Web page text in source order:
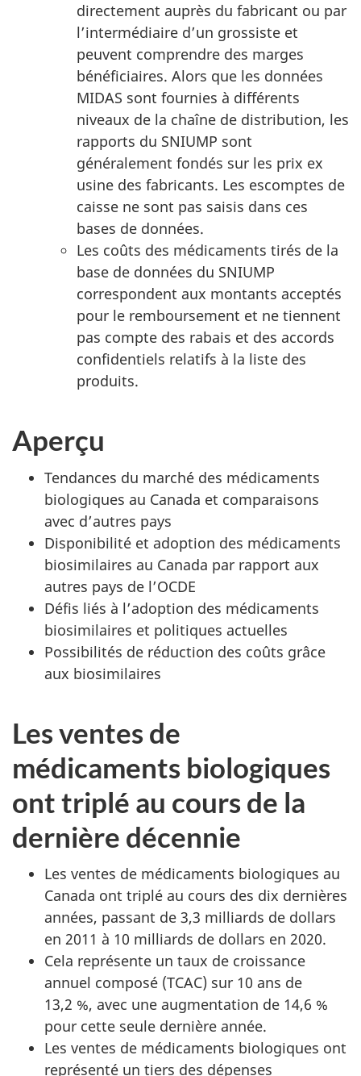
directement auprès du fabricant ou par
l’intermédiaire d’un grossiste et
peuvent comprendre des marges
bénéficiaires. Alors que les données
MIDAS sont fournies à différents
niveaux de la chaîne de distribution, les
rapports du SNIUMP sont
généralement fondés sur les prix ex
usine des fabricants. Les escomptes de
caisse ne sont pas saisis dans ces
bases de données.
Les coûts des médicaments tirés de la
base de données du SNIUMP
correspondent aux montants acceptés
pour le remboursement et ne tiennent
pas compte des rabais et des accords
confidentiels relatifs à la liste des
produits.
Aperçu
Tendances du marché des médicaments
biologiques au Canada et comparaisons
avec d’autres pays
Disponibilité et adoption des médicaments
biosimilaires au Canada par rapport aux
autres pays de l’OCDE
Défis liés à l’adoption des médicaments
biosimilaires et politiques actuelles
Possibilités de réduction des coûts grâce
aux biosimilaires
Les ventes de
médicaments biologiques
ont triplé au cours de la
dernière décennie
Les ventes de médicaments biologiques au
Canada ont triplé au cours des dix dernières
années, passant de 3,3 milliards de dollars
en 2011 à 10 milliards de dollars en 2020.
Cela représente un taux de croissance
annuel composé (TCAC) sur 10 ans de
13,2 %, avec une augmentation de 14,6 %
pour cette seule dernière année.
Les ventes de médicaments biologiques ont
représenté un tiers des dépenses